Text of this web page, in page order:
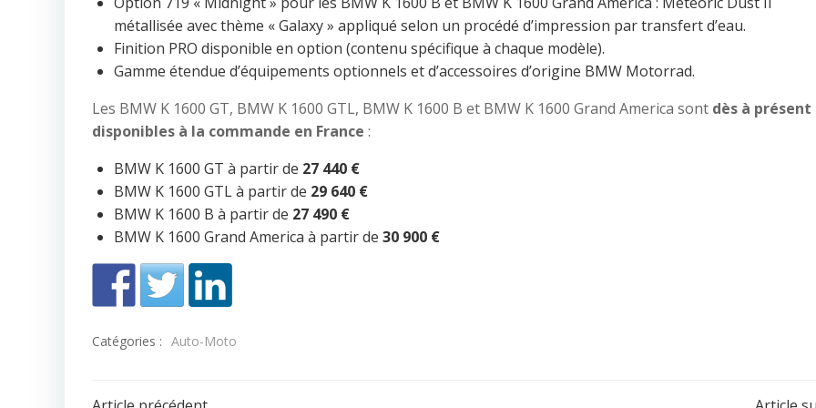
métallisée avec thème « Galaxy » appliqué selon un procédé d’impression par transfert d’eau.
Finition PRO disponible en option (contenu spécifique à chaque modèle).
Gamme étendue d’équipements optionnels et d’accessoires d’origine BMW Motorrad.
Les BMW K 1600 GT, BMW K 1600 GTL, BMW K 1600 B et BMW K 1600 Grand America sont dès à présent
disponibles à la commande en France :
BMW K 1600 GT à partir de 27 440 €
BMW K 1600 GTL à partir de 29 640 €
BMW K 1600 B à partir de 27 490 €
BMW K 1600 Grand America à partir de 30 900 €
Catégories : Auto-Moto